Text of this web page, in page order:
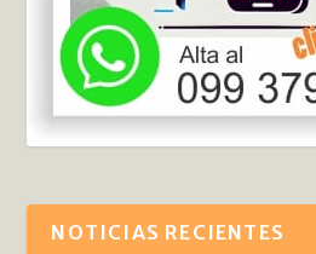
NOTICIAS RECIENTES